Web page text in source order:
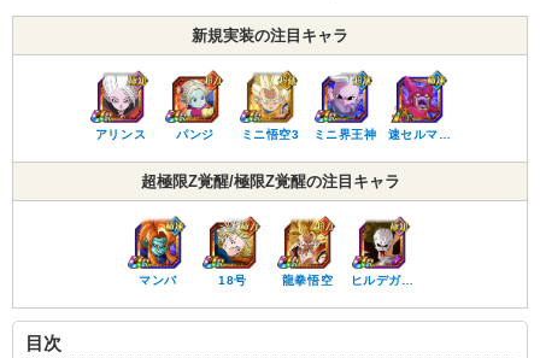
新規実装の注目キャラ
アリンス パンジ ミニ悟空3 ミニ界王神 速セルマ…
超極限Z覚醒/極限Z覚醒の注目キャラ
マンバ 18号 龍拳悟空 ヒルデガ…
目次